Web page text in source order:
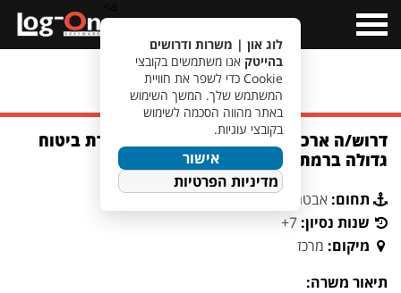
Menu
מעבר לחיפוש משרות
דרוש/ה ארכיטקט/ית אבטחת מידע לחברת ביטוח
גדולה ברמת החייל
תחום: אבטחת מידע וסייבר
שנות נסיון: 7+
מיקום: מרכז
תיאור משרה:
לוג און | משרות ודרושים
בהייטק אנו משתמשים בקובצי
Cookie כדי לשפר את חוויית
המשתמש שלך. המשך השימוש
באתר מהווה הסכמה לשימוש
בקובצי עוגיות.
אישור
מדיניות הפרטיות